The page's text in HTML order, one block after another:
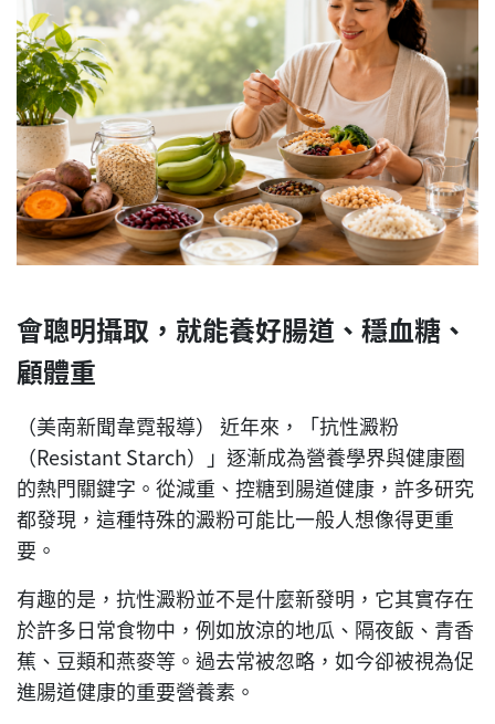
會聰明攝取，就能養好腸道、穩血糖、
顧體重
（美南新聞韋霓報導） 近年來，「抗性澱粉
（Resistant Starch）」逐漸成為營養學界與健康圈
的熱門關鍵字。從減重、控糖到腸道健康，許多研究
都發現，這種特殊的澱粉可能比一般人想像得更重
要。
有趣的是，抗性澱粉並不是什麼新發明，它其實存在
於許多日常食物中，例如放涼的地瓜、隔夜飯、青香
蕉、豆類和燕麥等。過去常被忽略，如今卻被視為促
進腸道健康的重要營養素。